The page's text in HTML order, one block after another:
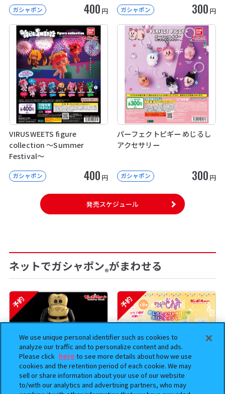
ガシャポン 400 円 ガシャポン 300 円
VIRUSWEETS figure
collection ～Summer
Festival～
ガシャポン 400 円
パーフェクトピギー めじるし
アクセサリー
ガシャポン 300 円
発売スケジュール
ネットでガシャポン®がまわせる
予約 予約
We use unique personal identifier such as cookies to
analyze our traffic and to personalize content and ads.
Please click here to see more details about how we use
cookies and the retention period of each cookie. We may
sell or share information about your use of our website
to/with our analytics and advertising partners, who may